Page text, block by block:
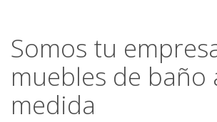
Somos tu
muebles de baño
medida